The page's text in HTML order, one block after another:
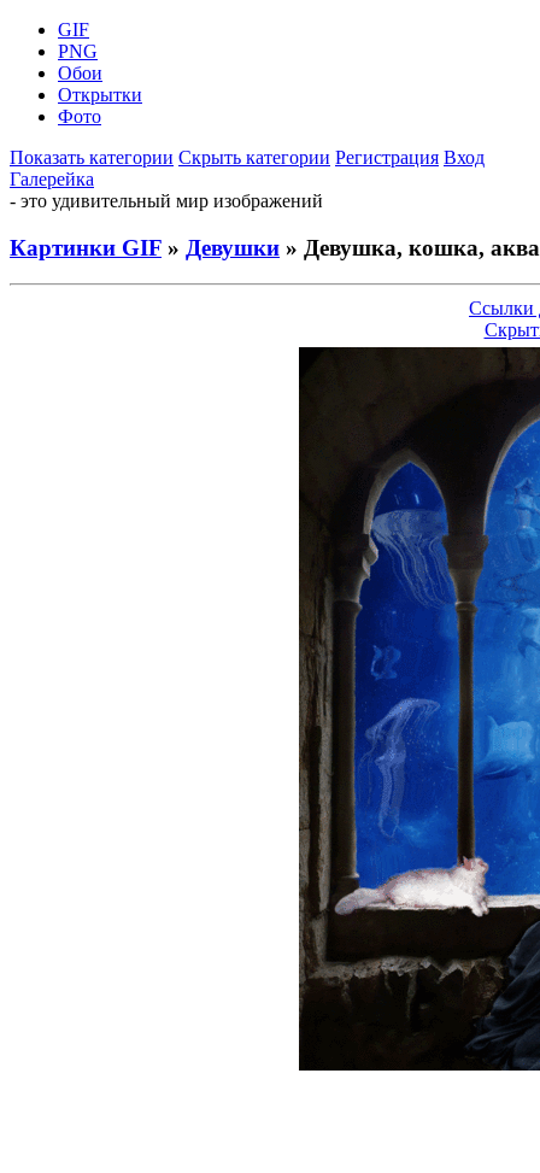
GIF
PNG
Обои
Открытки
Фото
Показать категории Скрыть категории Регистрация Вход
Галерейка
- это удивительный мир изображений
Картинки GIF » Девушки » Девушка, кошка,
Ссылки